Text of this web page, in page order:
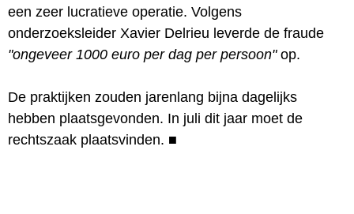
een zeer lucratieve operatie. Volgens
onderzoeksleider Xavier Delrieu leverde de fraude
"ongeveer 1000 euro per dag per persoon"op.
De praktijken zouden jarenlang bijna dagelijks
hebben plaatsgevonden. In juli dit jaar moet de
rechtszaak plaatsvinden. ■